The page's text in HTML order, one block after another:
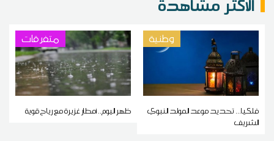
وطنية
فلكيا... تحديد موعد المولد النبوي
الشريف
متفرقات
ظهر اليوم.. أمطار غزيرة مع رياح قوية